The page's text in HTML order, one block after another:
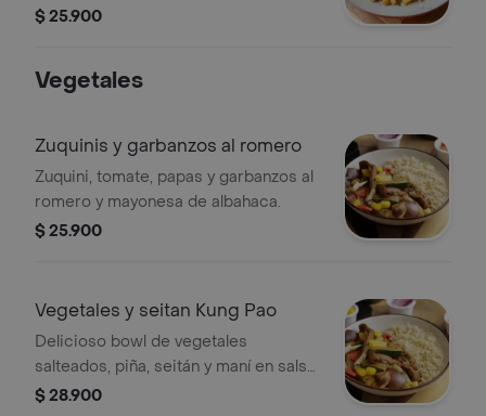
masala.
$ 25.900
Vegetales
Zuquinis y garbanzos al romero
Zuquini, tomate, papas y garbanzos al
romero y mayonesa de albahaca.
$ 25.900
Vegetales y seitan Kung Pao
Delicioso bowl de vegetales
salteados, piña, seitán y maní en salsa
agridulce acompañada de arroz
$ 28.900